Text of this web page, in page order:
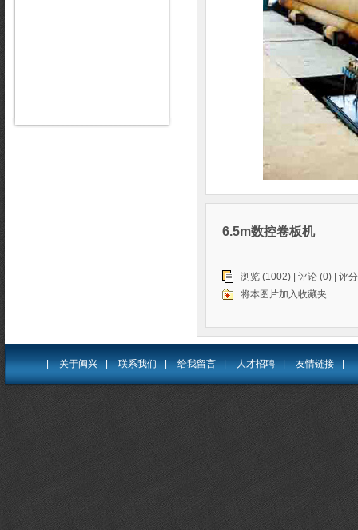
6.5m数控卷板机
浏览 (1002) | 评论 (0) | 评
将本图片加入收藏夹
| 关于闽兴 | 联系我们 | 给我留言 | 人才招聘 | 友情链接 |